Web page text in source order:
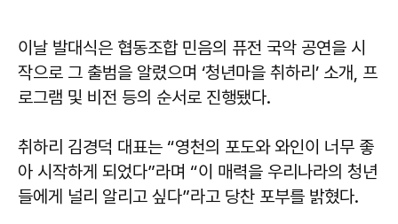
이날 발대식은 협동조합 민음의 퓨전 국악 공연을 시
작으로 그 출범을 알렸으며 ‘청년마을 취하리’ 소개, 프
로그램 및 비전 등의 순서로 진행됐다.
취하리 김경덕 대표는 “영천의 포도와 와인이 너무 좋
아 시작하게 되었다”라며 “이 매력을 우리나라의 청년
들에게 널리 알리고 싶다”라고 당찬 포부를 밝혔다.